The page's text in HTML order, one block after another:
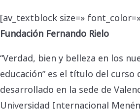
[av_textblock size=»
Fundación Fernando Rielo
“Verdad, bien y belleza en los
educación” es el título del curso
desarrollado en la sede de
Universidad Internacional